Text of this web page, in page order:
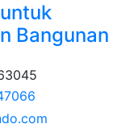
Bangunan